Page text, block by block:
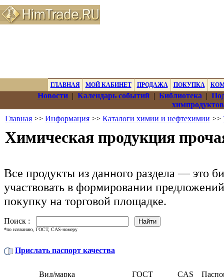
ГЛАВНАЯ МОЙ КАБИНЕТ ПРОДАЖА ПОКУПКА
Новости| Календарь событий| Библиотека |
химпродуктов
Главная >> Информация >> Каталоги химии и нефтехимии >>
Химическая продукция
Все продукты из данного раздела — это
участвовать в формировании
покупку на торговой площадке.
Поиск :
*по названию, ГОСТ, CAS-номеру
Прислать паспорт качества
Вид/марка ГОСТ CAS